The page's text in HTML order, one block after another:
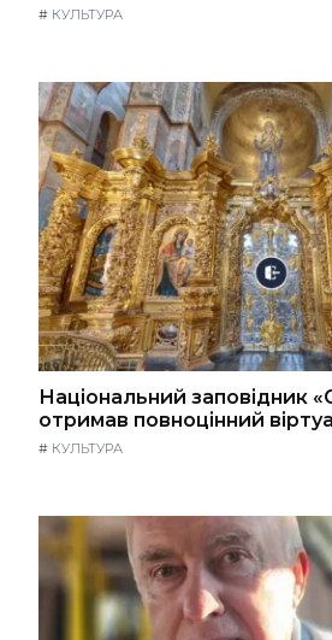
# КУЛЬТУРА
Національний заповідник
отримав повноцінний
# КУЛЬТУРА